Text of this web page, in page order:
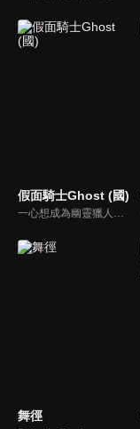
假面騎士Ghost (國)
一心想成為幽靈獵人的天空寺尊於18歲生日時，收到來自十年前亡父生前所寄的幽靈眼魂（Ghost Eyecon）後，突如其來地來自異世界的怪人眼魔出現在面前並盯上此物，甚至為救青梅竹馬月村朱里和御成而身亡。得到仙人的幫助之下而獲得Ghost驅動器變身，成為假面騎士Ghost並得以九十九日短暫的生命復甦。
舞徑